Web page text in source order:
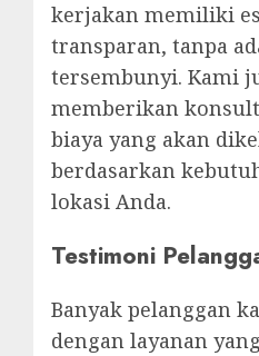
kerjakan memiliki
transparan, tanpa
tersembunyi. Kami
memberikan
biaya yang akan
berdasarkan
lokasi Anda.
Testimoni
Banyak pelanggan
dengan layanan